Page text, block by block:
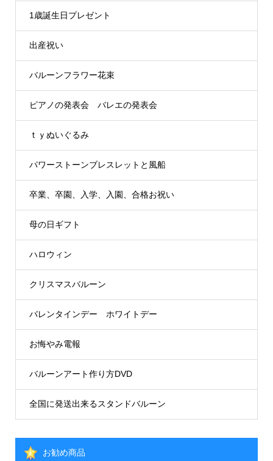
1歳誕生日プレゼント
出産祝い
バルーンフラワー花束
ピアノの発表会 バレエの発表会
ｔｙぬいぐるみ
パワーストーンブレスレットと風船
卒業、卒園、入学、入園、合格お祝い
母の日ギフト
ハロウィン
クリスマスバルーン
バレンタインデー ホワイトデー
お悔やみ電報
バルーンアート作り方DVD
全国に発送出来るスタンドバルーン
お勧め商品